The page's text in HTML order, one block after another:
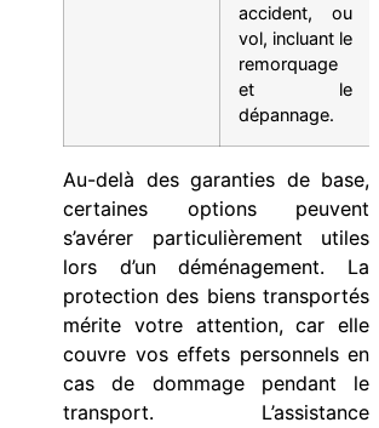
accident, ou
vol, incluant le
remorquage
et le
dépannage.
Au-delà des garanties de base,
certaines options peuvent
s’avérer particulièrement utiles
lors d’un déménagement. La
protection des biens transportés
mérite votre attention, car elle
couvre vos effets personnels en
cas de dommage pendant le
transport. L’assistance